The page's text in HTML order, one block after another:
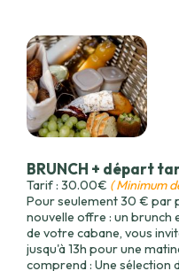
citron meringuée
caramel Crumble
choisir dans la cave à vin
peut légèrement varier
disponibles. Bon appétit
BRUNCH + départ
Tarif : 30.00€ ( Minimum
Pour seulement 30 € par
nouvelle offre : un brunch
de votre cabane, vous
jusqu'à 13h pour une
comprend : Une sélection